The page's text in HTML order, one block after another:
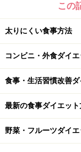
この
太りにくい食事方法
コンビニ・外食ダイエ
食事・生活習慣改善ダ
最新の食事ダイエッ
野菜・フルーツダイエ